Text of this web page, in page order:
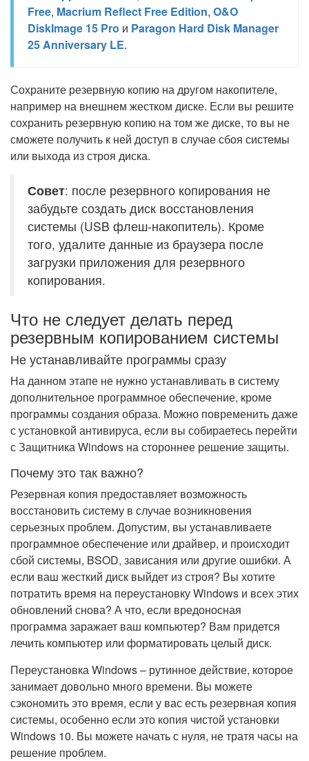
Free, Macrium Reflect Free Edition, O&O
DiskImage 15 Pro и Paragon Hard Disk Manager
25 Anniversary LE.
Сохраните резервную копию на другом накопителе,
например на внешнем жестком диске. Если вы решите
сохранить резервную копию на том же диске, то вы не
сможете получить к ней доступ в случае сбоя системы
или выхода из строя диска.
Совет: после резервного копирования не
забудьте создать диск восстановления
системы (USB флеш-накопитель). Кроме
того, удалите данные из браузера после
загрузки приложения для резервного
копирования.
Что не следует делать перед
резервным копированием системы
Не устанавливайте программы сразу
На данном этапе не нужно устанавливать в систему
дополнительное программное обеспечение, кроме
программы создания образа. Можно повременить даже
с установкой антивируса, если вы собираетесь перейти
с Защитника Windows на стороннее решение защиты.
Почему это так важно?
Резервная копия предоставляет возможность
восстановить систему в случае возникновения
серьезных проблем. Допустим, вы устанавливаете
программное обеспечение или драйвер, и происходит
сбой системы, BSOD, зависания или другие ошибки. А
если ваш жесткий диск выйдет из строя? Вы хотите
потратить время на переустановку Windows и всех этих
обновлений снова? А что, если вредоносная
программа заражает ваш компьютер? Вам придется
лечить компьютер или форматировать целый диск.
Переустановка Windows – рутинное действие, которое
занимает довольно много времени. Вы можете
сэкономить это время, если у вас есть резервная копия
системы, особенно если это копия чистой установки
Windows 10. Вы можете начать с нуля, не тратя часы на
решение проблем.